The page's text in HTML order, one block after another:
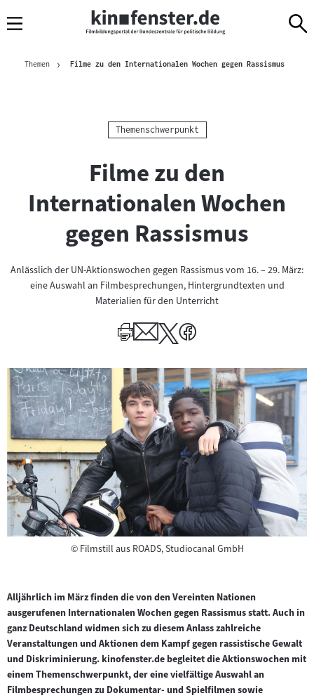
Navigation
zum
zur
Brotkrümelnavigation
Themen Filme zu den Internationalen Wochen gegen RassismusAktuelle
Kategorie:
Themenschwerpunkt
Filme zu den
Internationalen Wochen
gegen Rassismus
Anlässlich der UN-Aktionswochen gegen Rassismus vom 16. – 29. März:
eine Auswahl an Filmbesprechungen, Hintergrundtexten und
Materialien für den Unterricht
©Copyright
Filmstill aus ROADS, Studiocanal GmbH
Alljährlich im März finden die von den Vereinten Nationen
ausgerufenen Internationalen Wochen gegen Rassismus statt. Auch in
ganz Deutschland widmen sich zu diesem Anlass zahlreiche
Veranstaltungen und Aktionen dem Kampf gegen rassistische Gewalt
und Diskriminierung. kinofenster.de begleitet die Aktionswochen mit
einem Themenschwerpunkt, der eine vielfältige Auswahl an
Filmbesprechungen zu Dokumentar- und Spielfilmen sowie